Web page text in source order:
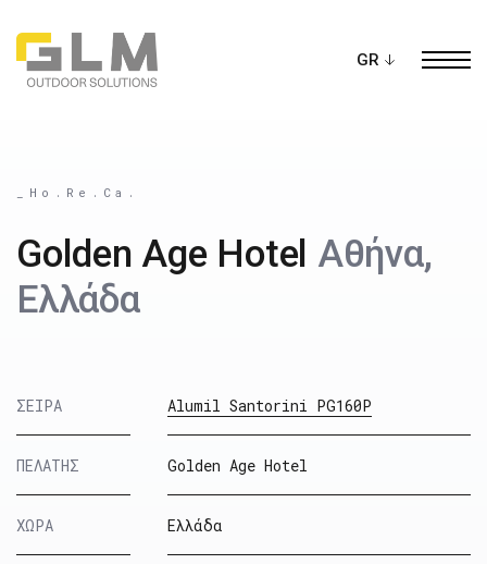
_Ho.Re.Ca.
Golden Age Hotel Αθήνα,
Ελλάδα
ΣΕΙΡΑ Alumil Santorini PG160P
ΠΕΛΑΤΗΣ Golden Age Hotel
ΧΩΡΑ Ελλάδα